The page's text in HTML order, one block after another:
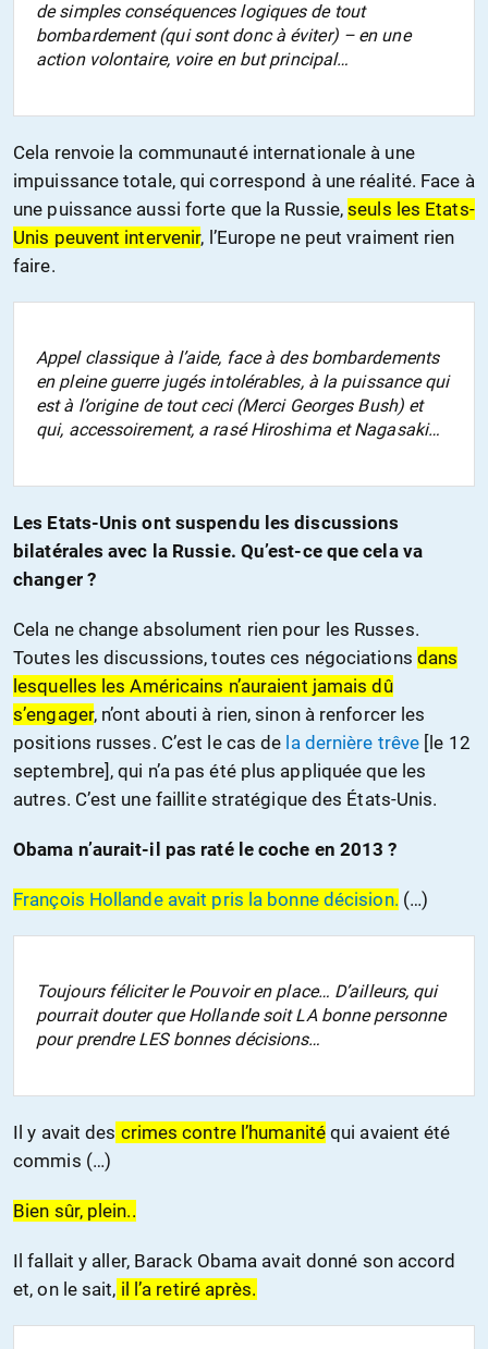
de simples conséquences logiques de tout
bombardement (qui sont donc à éviter) – en une
action volontaire, voire en but principal…
Cela renvoie la communauté internationale à une
impuissance totale, qui correspond à une réalité. Face à
une puissance aussi forte que la Russie,seuls les Etats-
Unis peuvent intervenir, l’Europe ne peut vraiment rien
faire.
Appel classique à l’aide, face à des bombardements
en pleine guerre jugés intolérables, à la puissance qui
est à l’origine de tout ceci (Merci Georges Bush) et
qui, accessoirement, a rasé Hiroshima et Nagasaki…
Les Etats-Unis ont suspendu les discussions
bilatérales avec la Russie. Qu’est-ce que cela va
changer ?
Cela ne change absolument rien pour les Russes.
Toutes les discussions, toutes ces négociations dans
lesquelles les Américains n’auraient jamais dû
s’engager, n’ont abouti à rien, sinon à renforcer les
positions russes. C’est le cas de la dernière trêve [le 12
septembre], qui n’a pas été plus appliquée que les
autres. C’est une faillite stratégique des États-Unis.
Obama n’aurait-il pas raté le coche en 2013 ?
François Hollande avait pris la bonne décision. (…)
Toujours féliciter le Pouvoir en place… D’ailleurs, qui
pourrait douter que Hollande soit LA bonne personne
pour prendre LES bonnes décisions…
Il y avait des crimes contre l’humanitéqui avaient été
commis (…)
Bien sûr, plein..
Il fallait y aller, Barack Obama avait donné son accord
et, on le sait, il l’a retiré après.